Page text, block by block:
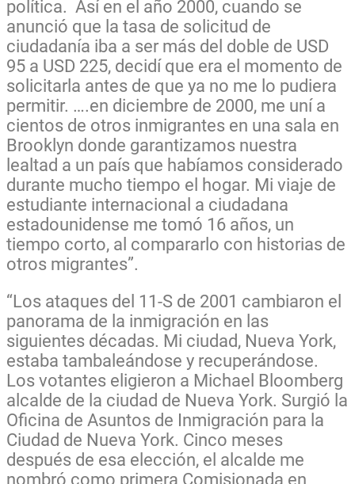
política. Así en el año 2000, cuando se
anunció que la tasa de solicitud de
ciudadanía iba a ser más del doble de USD
95 a USD 225, decidí que era el momento de
solicitarla antes de que ya no me lo pudiera
permitir. ….en diciembre de 2000, me uní a
cientos de otros inmigrantes en una sala en
Brooklyn donde garantizamos nuestra
lealtad a un país que habíamos considerado
durante mucho tiempo el hogar. Mi viaje de
estudiante internacional a ciudadana
estadounidense me tomó 16 años, un
tiempo corto, al compararlo con historias de
otros migrantes”.
“Los ataques del 11-S de 2001 cambiaron el
panorama de la inmigración en las
siguientes décadas. Mi ciudad, Nueva York,
estaba tambaleándose y recuperándose.
Los votantes eligieron a Michael Bloomberg
alcalde de la ciudad de Nueva York. Surgió la
Oficina de Asuntos de Inmigración para la
Ciudad de Nueva York. Cinco meses
después de esa elección, el alcalde me
nombró como primera Comisionada en